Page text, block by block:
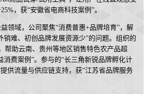
，获“安徽省电商科技案例”。
领域，公司聚焦“消费普惠+品牌培育”，解
销难、初创品牌发展资源少”的问题。组织的
帮助云南、贵州等地区销售特色农产品超
消费案例”。参与的“长三角新锐品牌孵化计
供流量与供应链支持，获“江苏省品牌服务